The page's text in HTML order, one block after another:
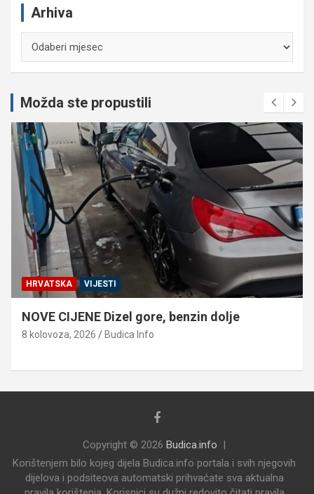
Arhiva
Možda ste propustili
HRVATSKA VIJESTI
NOVE CIJENE Dizel gore, benzin dolje
8 kolovoza, 2026 Budica Info
Copyright © 2026 Budica.info
Korištenjem bilo kojeg dijela Budica.info portala i svih njegovih
dijelova i podsiteova automatski prihvaćate sva aktualna